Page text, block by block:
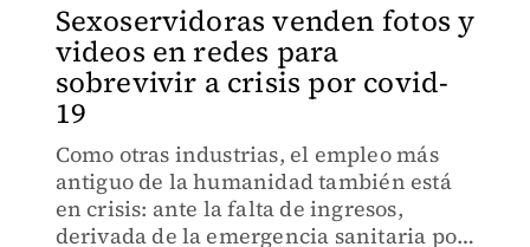
Sexoservidoras venden fotos y
videos en redes para
sobrevivir a crisis por covid-
19
Como otras industrias, el empleo más
antiguo de la humanidad también está
en crisis: ante la falta de ingresos,
derivada de la emergencia sanitaria por